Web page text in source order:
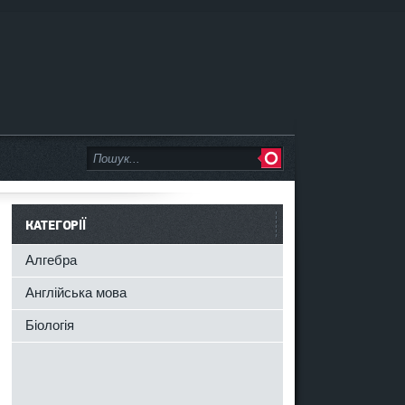
КАТЕГОРІЇ
Алгебра
Англійська мова
Біологія